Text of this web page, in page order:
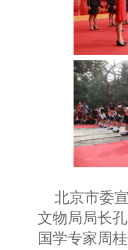
北京市委
文物局局长
国学专家周